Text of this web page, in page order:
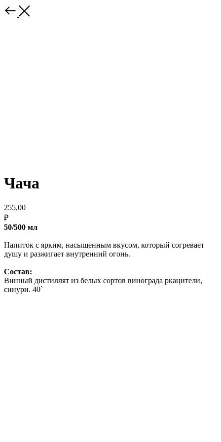
Чача
255,00
₽
50/500 мл
Напиток с ярким, насыщенным вкусом, который согревает
душу и разжигает внутренний огонь.
Состав:
Винный дистиллят из белых сортов винограда ркацители,
синури. 40`